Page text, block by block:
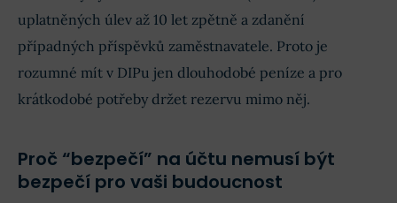
uplatněných úlev až 10 let zpětně a zdanění
případných příspěvků zaměstnavatele. Proto je
rozumné mít v DIPu jen dlouhodobé peníze a pro
krátkodobé potřeby držet rezervu mimo něj.
Proč “bezpečí” na účtu nemusí být
bezpečí pro vaši budoucnost